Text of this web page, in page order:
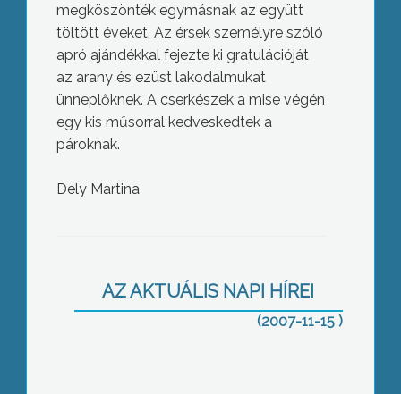
megköszönték egymásnak az együtt
töltött éveket. Az érsek személyre szóló
apró ajándékkal fejezte ki gratulációját
az arany és ezüst lakodalmukat
ünneplőknek. A cserkészek a mise végén
egy kis műsorral kedveskedtek a
pároknak.
Dely Martina
AZ AKTUÁLIS NAPI HÍREI
(2007-11-15 )
és a Menház úti óvoda Baló Júliától
hétfőn Budapesten